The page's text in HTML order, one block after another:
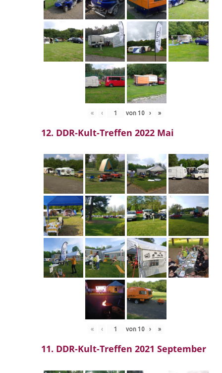
« ‹ von 10 › »
12. DDR-Kult-Treffen 2022 Mai
« ‹ von 10 › »
11. DDR-Kult-Treffen 2021 September